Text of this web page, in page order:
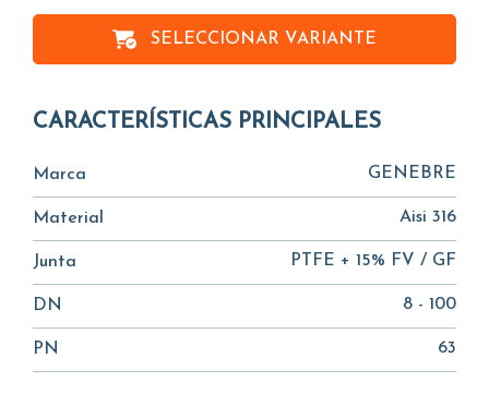
SELECCIONAR VARIANTE
CARACTERÍSTICAS PRINCIPALES
Marca GENEBRE
Material Aisi 316
Junta PTFE + 15% FV / GF
DN 8 - 100
PN 63